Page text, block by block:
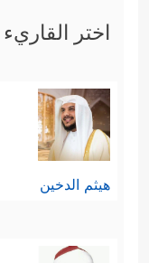
اختر القاريء
هيثم الدخين